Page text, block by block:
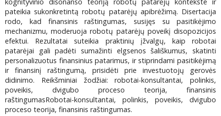
pateikia sukonkretintą robotų patarėjų apibrėžimą. Disertacija
rodo, kad finansinis raštingumas, susijęs su pasitikėjimo
mechanizmu, moderuoja robotų patarėjų poveikį disopozicijos
efektui. Rezultatai suteikia praktinių įžvalgų, kaip robotai
patarėjai gali padėti sumažinti elgsenos šališkumus, skatinti
personalizuotus finansinius patarimus, ir stiprindami pasitikėjimą
ir finansinį raštingumą, prisidėti prie investuotojų gerovės
didinimo. Reikšminiai žodžiai: robotai-konsultantai, polinkis,
poveikis, dvigubo proceso teorija, finansinis
raštingumasRobotai-konsultantai, polinkis, poveikis, dvigubo
proceso teorija, finansinis raštingumas.